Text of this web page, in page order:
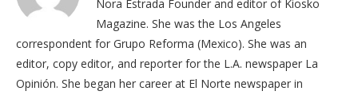
Nora Estrada Founder and editor of Kiosko
Magazine. She was the Los Angeles
correspondent for Grupo Reforma (Mexico). She was an
editor, copy editor, and reporter for the L.A. newspaper La
Opinión. She began her career at El Norte newspaper in